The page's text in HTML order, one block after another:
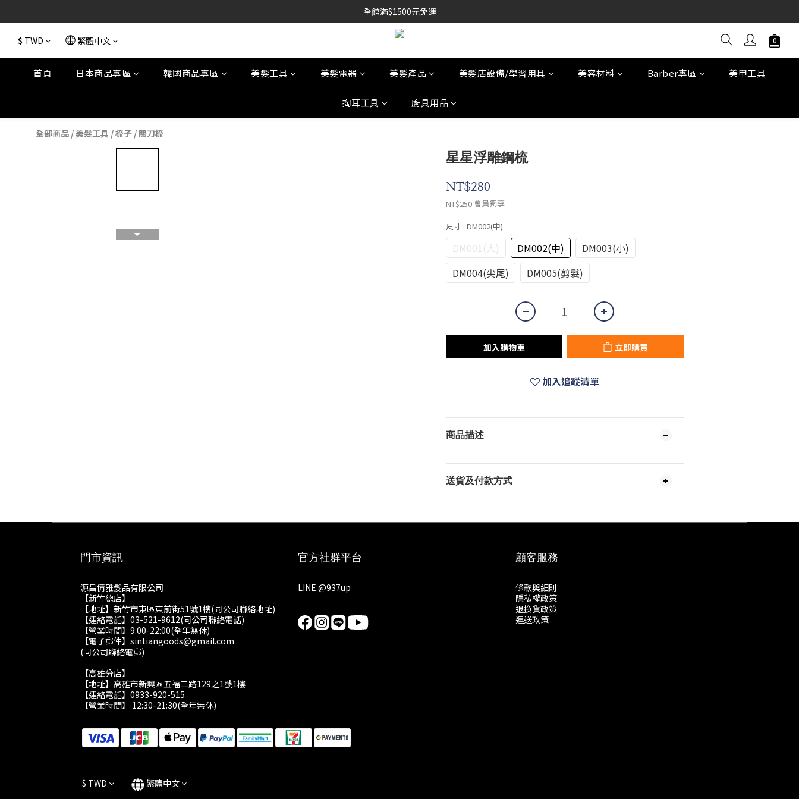
全館滿$1500元免運
$ TWD 繁體中文
首頁 日本商品專區 韓國商品專區 美髮工具 美髮電器 美髮產品 美髮店設備/學習用具 美容材料 Barber專區 美甲工具
掏耳工具 廚具用品
全部商品 /美髮工具 /梳子 / 關刀梳
星星浮雕鋼梳
NT$280
NT$250會員獨享
尺寸 : DM002(中)
DM001(大) DM002(中)
DM003(小)
DM004(尖尾)
DM005(剪髮)
加入購物車 立即購買
加入追蹤清單
商品描述
送貨及付款方式
門市資訊
源昌倩雅髮品有限公司
【新竹總店】
【地址】新竹市東區東前街51號1樓(同公司聯絡地址)
【連絡電話】03-521-9612(同公司聯絡電話)
【營業時間】9:00-22:00(全年無休)
【電子郵件】sintiangoods@gmail.com
(同公司聯絡電郵)
【高雄分店】
【地址】高雄市新興區五福二路129之1號1樓
【連絡電話】0933-920-515
【營業時間】 12:30-21:30(全年無休)
官方社群平台
LINE:@937up
顧客服務
條款與細則
隱私權政策
退換貨政策
運送政策
$ TWD 繁體中文